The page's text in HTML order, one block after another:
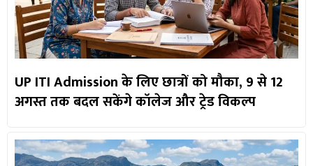
UP ITI Admission के लिए छात्रों को मौका, 9 से 12
अगस्त तक बदल सकेंगे कॉलेज और ट्रेड विकल्प